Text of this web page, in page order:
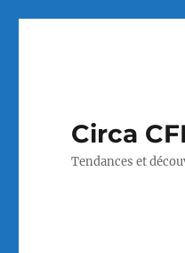
Circa
Tendances et